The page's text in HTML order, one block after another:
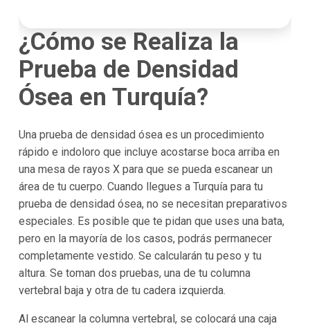
¿Cómo se Realiza la
Prueba de Densidad
Ósea en Turquía?
Una prueba de densidad ósea es un procedimiento
rápido e indoloro que incluye acostarse boca arriba en
una mesa de rayos X para que se pueda escanear un
área de tu cuerpo. Cuando llegues a Turquía para tu
prueba de densidad ósea, no se necesitan preparativos
especiales. Es posible que te pidan que uses una bata,
pero en la mayoría de los casos, podrás permanecer
completamente vestido. Se calcularán tu peso y tu
altura. Se toman dos pruebas, una de tu columna
vertebral baja y otra de tu cadera izquierda.
Al escanear la columna vertebral, se colocará una caja